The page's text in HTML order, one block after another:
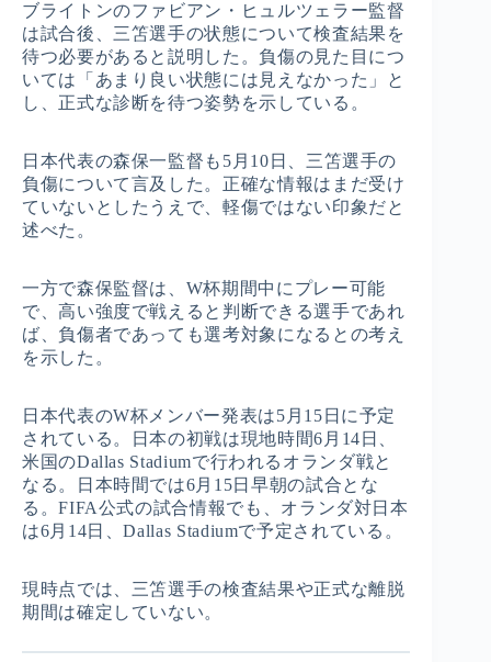
ブライトンのファビアン・ヒュルツェラー監督
は試合後、三笘選手の状態について検査結果を
待つ必要があると説明した。負傷の見た目につ
いては「あまり良い状態には見えなかった」と
し、正式な診断を待つ姿勢を示している。
日本代表の森保一監督も5月10日、三笘選手の
負傷について言及した。正確な情報はまだ受け
ていないとしたうえで、軽傷ではない印象だと
述べた。
一方で森保監督は、W杯期間中にプレー可能
で、高い強度で戦えると判断できる選手であれ
ば、負傷者であっても選考対象になるとの考え
を示した。
日本代表のW杯メンバー発表は5月15日に予定
されている。日本の初戦は現地時間6月14日、
米国のDallas Stadiumで行われるオランダ戦と
なる。日本時間では6月15日早朝の試合とな
る。FIFA公式の試合情報でも、オランダ対日本
は6月14日、Dallas Stadiumで予定されている。
現時点では、三笘選手の検査結果や正式な離脱
期間は確定していない。